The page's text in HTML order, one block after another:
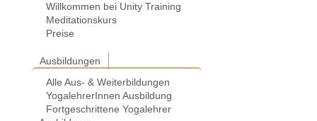
Willkommen bei Unity Training
Meditationskurs
Preise
Ausbildungen
Alle Aus- & Weiterbildungen
YogalehrerInnen Ausbildung
Fortgeschrittene Yogalehrer